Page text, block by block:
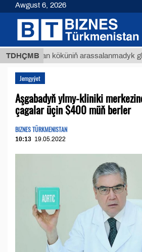
TDHÇMB
Buýan köküniň arassalanmadyk
Jemgyýet
Aşgabadyň ylmy-kliniki
çagalar üçin $400 müň berler
BIZNES TÜRKMENISTAN
10:13 19.05.2022
Awgust 6, 2026